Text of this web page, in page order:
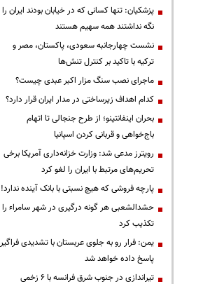
پزشکیان: تنها کسانی که در خیابان بودند ایران را
نگه نداشتند همه سهیم هستند
نشست چهارجانبه سعودی، پاکستان، مصر و
ترکیه با تاکید بر کنترل تنش‌ها
ماجرای نصب سنگ مزار اکبر عبدی چیست؟
کدام اهداف زیرساختی در مدار ایران قرار دارد؟
بحران اینفانتینو؛ از طرح جنجالی تا اتهام
باج‌خواهی و قربانی کردن اسپانیا
رویترز مدعی شد: وزارت خزانه‌داری آمریکا برخی
تحریم‌های مرتبط با ایران را لغو کرد
پارچه فروشی که هیچ نسبتی با بانک آینده ندارد!
حشدالشعبی هر گونه درگیری در شهر سامراء را
تکذیب کرد
یمن: فرار رو به جلوی عربستان با تشدیدی فراگیر
پاسخ داده خواهد شد
تیراندازی در جنوب شرق فرانسه با ۶ زخمی